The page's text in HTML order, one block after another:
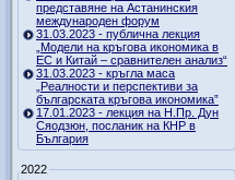
представяне на Астанинския
международен форум
31.03.2023 - публична лекция
„Модели на кръгова икономика в
ЕС и Китай – сравнителен анализ“
31.03.2023 - кръгла маса
„Реалности и перспективи за
българската кръгова икономика”
17.01.2023 - лекция на Н.Пр. Дун
Сяодзюн, посланик на КНР в
България
2022